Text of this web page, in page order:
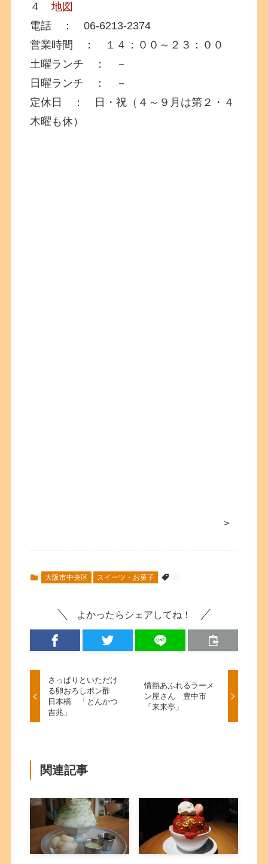
４地図
電話 ： 06-6213-2374
営業時間 ： １４：００～２３：００
土曜ランチ ： －
日曜ランチ ： －
定休日 ： 日・祝（４～９月は第２・４
木曜も休）
>
大阪市中央区 スイーツ・お菓子
よかったらシェアしてね！
さっぱりといただけ
る卵おろしポン酢
日本橋 「とんかつ
吉兆」
情熱あふれるラーメ
ン屋さん 豊中市
「来来亭」
関連記事